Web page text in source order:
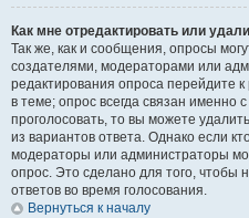
Как мне отредактировать или
Так же, как и сообщения, опросы
создателями, модераторами или
редактирования опроса перейдите
в теме; опрос всегда связан именно
проголосовать, то вы можете
из вариантов ответа. Однако если
модераторы или администраторы
опрос. Это сделано для того, чтобы
ответов во время голосования.
Вернуться к началу